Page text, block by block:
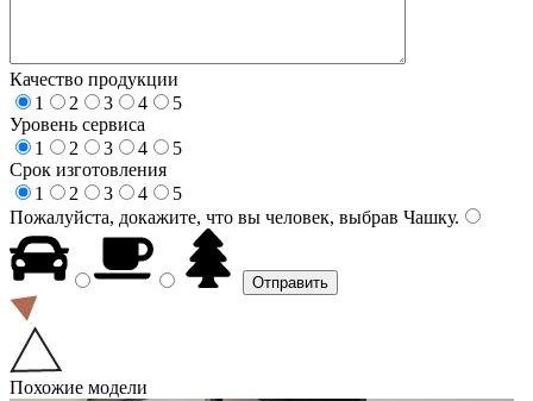
Качество продукции
1
2 3 4
5
Уровень сервиса
1
2 3 4
5
Срок изготовления
1
2 3 4
5
Пожалуйста, докажите, что вы человек, выбрав Чашку.
Похожие модели